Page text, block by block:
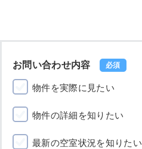
お問い合わせ内容 必須
物件を実際に見たい
物件の詳細を知りたい
最新の空室状況を知りたい